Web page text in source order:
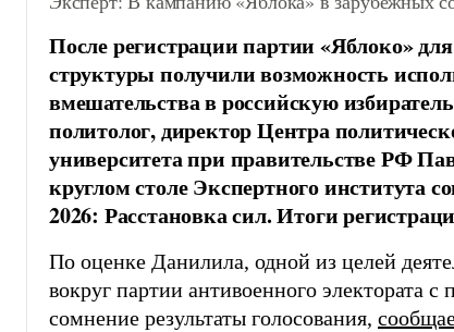
После регистрации партии «Яблоко»
структуры получили возможность
вмешательства в российскую
политолог, директор Центра
университета при правительстве РФ
круглом столе Экспертного
2026: Расстановка сил. Итоги
По оценке Данилила, одной из целей
вокруг партии антивоенного электората
сомнение результаты голосования,